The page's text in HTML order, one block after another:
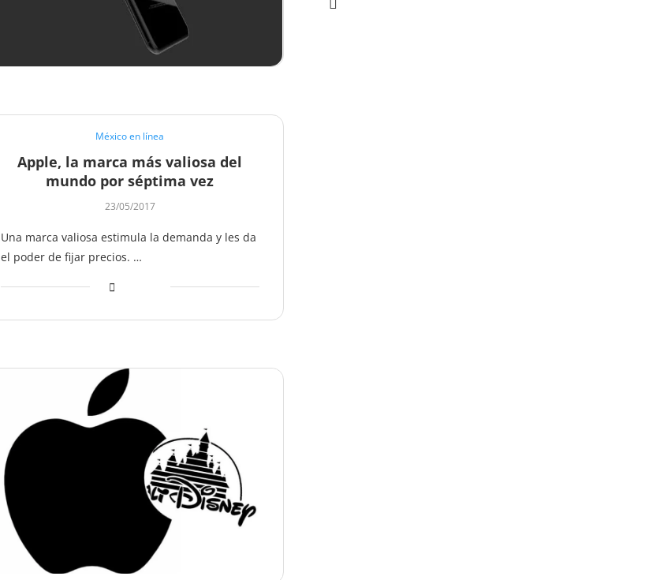
México en línea
Apple, la marca más valiosa del
mundo por séptima vez
23/05/2017
Una marca valiosa estimula la demanda y les da
el poder de fijar precios. …